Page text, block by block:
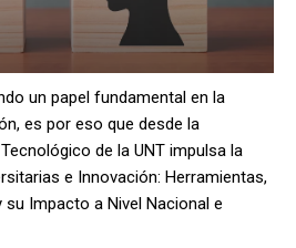
un papel fundamental en la
es por eso que desde la
de la UNT impulsa la
e Innovación: Herramientas,
Impacto a Nivel Nacional e